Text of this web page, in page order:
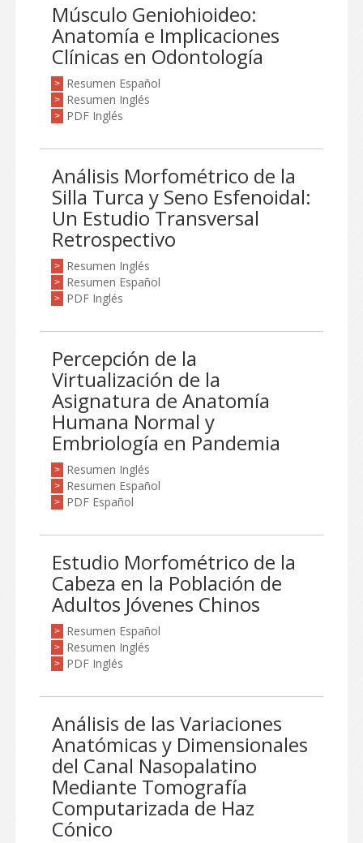
Músculo Geniohioideo:
Anatomía e Implicaciones
Clínicas en Odontología
> Resumen Español
> Resumen Inglés
> PDF Inglés
Análisis Morfométrico de la
Silla Turca y Seno Esfenoidal:
Un Estudio Transversal
Retrospectivo
> Resumen Inglés
> Resumen Español
> PDF Inglés
Percepción de la
Virtualización de la
Asignatura de Anatomía
Humana Normal y
Embriología en Pandemia
> Resumen Inglés
> Resumen Español
> PDF Español
Estudio Morfométrico de la
Cabeza en la Población de
Adultos Jóvenes Chinos
> Resumen Español
> Resumen Inglés
> PDF Inglés
Análisis de las Variaciones
Anatómicas y Dimensionales
del Canal Nasopalatino
Mediante Tomografía
Computarizada de Haz
Cónico